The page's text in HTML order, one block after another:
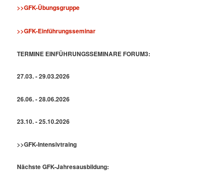
>>GFK-Übungsgruppe
>>GFK-Einführungsseminar
TERMINE EINFÜHRUNGSSEMINARE FORUM3:
27.03. - 29.03.2026
26.06. - 28.06.2026
23.10. - 25.10.2026
>>GFK-Intensivtraing
Nächste GFK-Jahresausbildung: